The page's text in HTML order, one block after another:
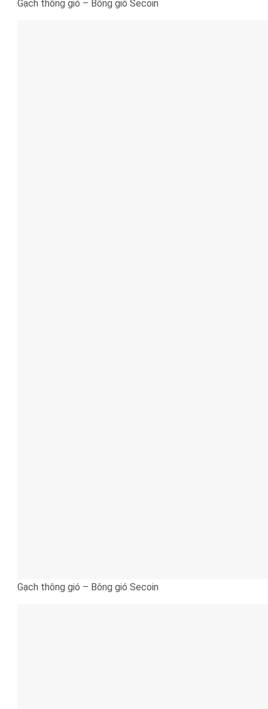
Gạch thông gió – Bông gió Secoin
Gạch thông gió – Bông gió Secoin